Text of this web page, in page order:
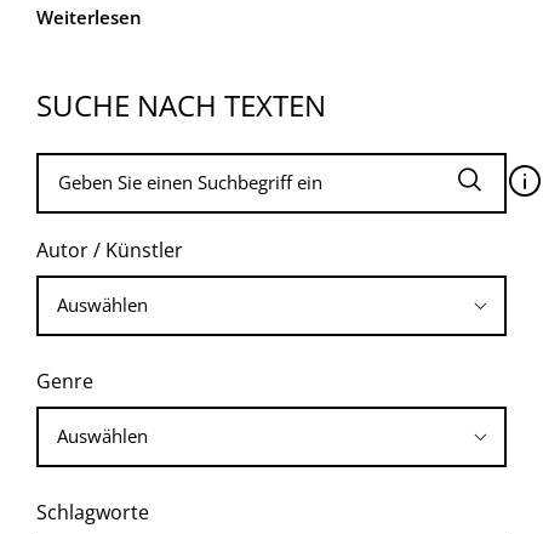
Weiterlesen
SUCHE NACH TEXTEN
🛈
Autor / Künstler
Genre
Schlagworte